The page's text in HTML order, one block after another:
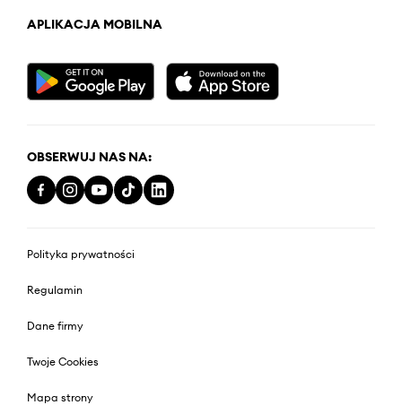
APLIKACJA MOBILNA
OBSERWUJ NAS NA:
Polityka prywatności
Regulamin
Dane firmy
Twoje Cookies
Mapa strony